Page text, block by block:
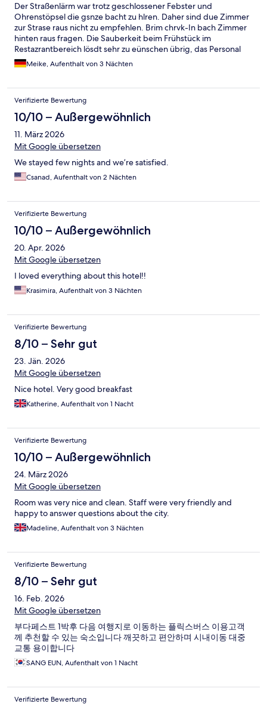
Der Straßenlärm war trotz geschlossener Febster und
Ohrenstöpsel die gsnze bacht zu hlren. Daher sind due Zimmer
zur Strase raus nicht zu empfehlen. Brim chrvk-In bach Zimmer
hinten raus fragen. Die Sauberkeit beim Frühstück im
Restazrantbereich lösdt sehr zu eünschen übrig, das Personal
ust unmoriviert, läuft mehrfach am dreckigen Geschirr,
verschmutzten Tischen vorbei. Die Krümelvom Tisch werden
dassgerade eingrgüllter Teller leider fallen geksssen eurde,
wurde das vom gesamten Personal mehrfach ignoriert und am
Dreck vorbei gelaufen. Die Mitarbeiter sind so unmotiviert, dass
die selbst ihre Tablett fallen lassen. Die Zimmer sind im Großen
und Ganzen sauber, aber auch hier wird mehr verschmiert wie
gründlich gearbeitet.
Meike, Aufenthalt von 3 Nächten
Verifizierte Bewertung
10/10 – Außergewöhnlich
11. März 2026
Mit Google übersetzen
We stayed few nights and we’re satisfied.
Csanad, Aufenthalt von 2 Nächten
Verifizierte Bewertung
10/10 – Außergewöhnlich
20. Apr. 2026
Mit Google übersetzen
I loved everything about this hotel!!
Krasimira, Aufenthalt von 3 Nächten
Verifizierte Bewertung
8/10 – Sehr gut
23. Jän. 2026
Mit Google übersetzen
Nice hotel. Very good breakfast
Katherine, Aufenthalt von 1 Nacht
Verifizierte Bewertung
10/10 – Außergewöhnlich
24. März 2026
Mit Google übersetzen
Room was very nice and clean. Staff were very friendly and
happy to answer questions about the city.
Madeline, Aufenthalt von 3 Nächten
Verifizierte Bewertung
8/10 – Sehr gut
16. Feb. 2026
Mit Google übersetzen
부다페스트 1박후 다음 여행지로 이동하는 플릭스버스 이용고객
께 추천할 수 있는 숙소입니다 깨끗하고 편안하며 시내이동 대중
교통 용이합니다
SANG EUN, Aufenthalt von 1 Nacht
Verifizierte Bewertung